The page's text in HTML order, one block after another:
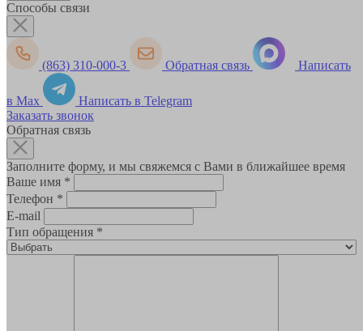
Способы связи
(863) 310-000-3 Обратная связь Написать
в Max
Написать в Telegram
Заказать звонок
Обратная связь
Заполните форму, и мы свяжемся с Вами в ближайшее время
Ваше имя *
Телефон *
E-mail
Тип обращения *